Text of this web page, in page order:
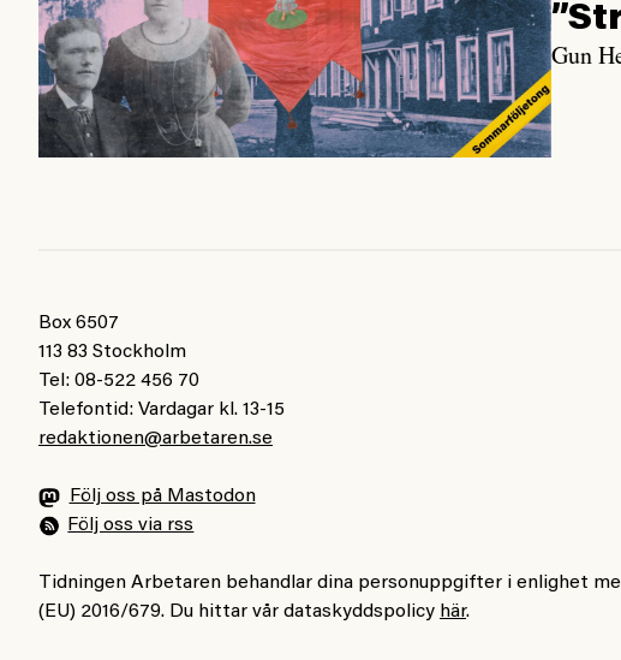
Gun
Box 6507
113 83 Stockholm
Tel: 08-522 456 70
Telefontid: Vardagar kl. 13-15
redaktionen@arbetaren.se
Följ oss på Mastodon
Följ oss via rss
Tidningen Arbetaren behandlar dina personuppgifter i enlighet
(EU) 2016/679. Du hittar vår dataskyddspolicy här.